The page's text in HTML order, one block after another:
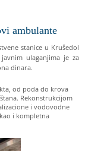
ambulante
stanice u Krušedol
ulaganjima je za
dinara.
od poda do krova
Rekonstrukcijom
i vodovodne
i kompletna